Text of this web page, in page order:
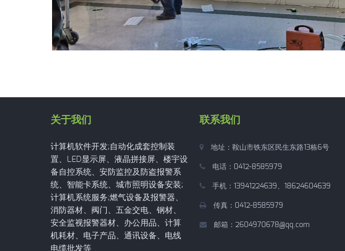
关于我们
计算机软件开发;自动化成套控制装
置、LED显示屏、液晶拼接屏、楼宇设
备自控系统、安防监控及防盗报警系
统、智能卡系统、城市照明设备安装;
计算机系统服务;燃气设备及报警器、
消防器材、阀门、五金交电、钢材、
安全监视报警器材、办公用品、计算
机耗材、电子产品、通讯设备、电线
电缆批发等
联系我们
地址：鞍山市铁东区民生东路13栋6号
电话：0412-8585979
手机：13941224639、18624604639
传真：0412-8585979
邮箱：2604970678@qq.com